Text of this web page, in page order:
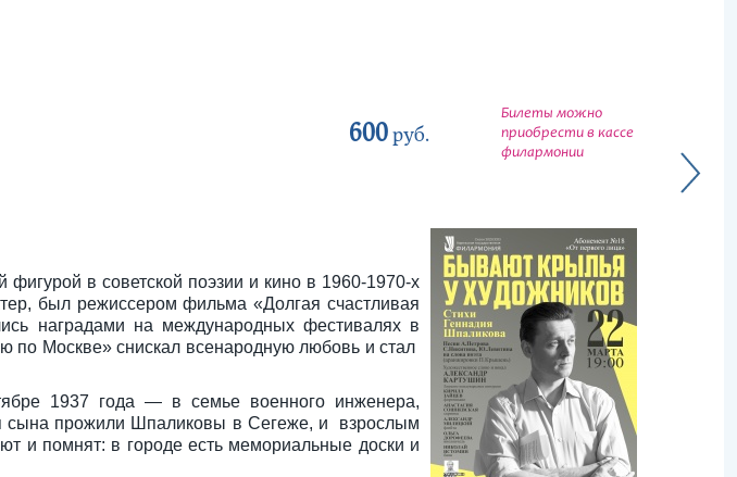
600руб.
Билеты можно
приобрести в кассе
филармонии
в советской поэзии и кино в 1960-1970-х
был режиссером фильма «Долгая счастливая
наградами на международных фестивалях в
Москве» снискал всенародную любовь и стал
1937 года — в семье военного инженера,
сына прожили Шпаликовы в Сегеже, и взрослым
и помнят: в городе есть мемориальные доски и